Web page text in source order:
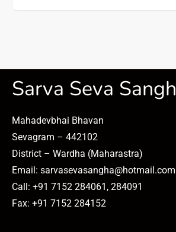
Sarva Seva Sangh
Mahadevbhai Bhavan
Sevagram – 442102
District – Wardha (Maharastra)
Email: sarvasevasangha@hotmail.com
Call: +91 7152 284061, 284091
Fax: +91 7152 284152